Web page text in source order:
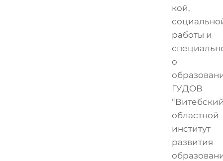
кой,
работы и
о
ГУДОВ
областной
институт
развития